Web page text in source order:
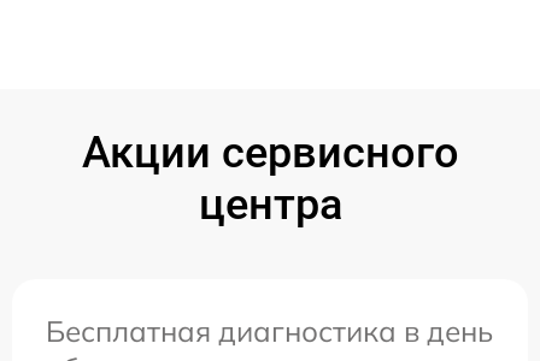
Акции сервисного
центра
Бесплатная диагностика в день